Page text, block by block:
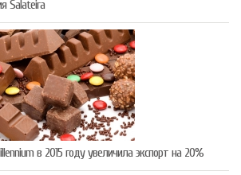
Salateira
в 2015 году увеличила экспорт на 20%